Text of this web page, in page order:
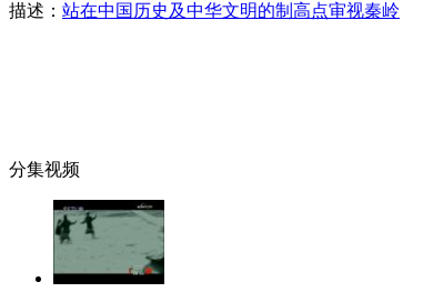
描述： 站在中国历史及中华文明的制高点审视秦岭
分集视频